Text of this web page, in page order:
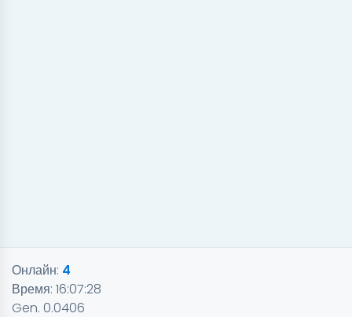
Онлайн: 4
Время: 16:07:28
Gen. 0.0406